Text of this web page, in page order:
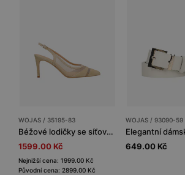
WOJAS / 35195-83
Béžové lodičky se síťovanými vsadkami
1599.00 Kč
Nejnižší cena: 1999.00 Kč
Původní cena: 2899.00 Kč
WOJAS / 93090-59
649.00 Kč